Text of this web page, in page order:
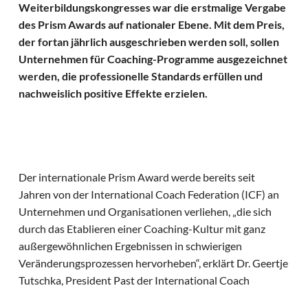
Weiterbildungskongresses war die erstmalige Vergabe
des Prism Awards auf nationaler Ebene. Mit dem Preis,
der fortan jährlich ausgeschrieben werden soll, sollen
Unternehmen für Coaching-Programme ausgezeichnet
werden, die professionelle Standards erfüllen und
nachweislich positive Effekte erzielen.
Der internationale Prism Award werde bereits seit
Jahren von der International Coach Federation (ICF) an
Unternehmen und Organisationen verliehen, „die sich
durch das Etablieren einer Coaching-Kultur mit ganz
außergewöhnlichen Ergebnissen in schwierigen
Veränderungsprozessen hervorheben“, erklärt Dr. Geertje
Tutschka, President Past der International Coach